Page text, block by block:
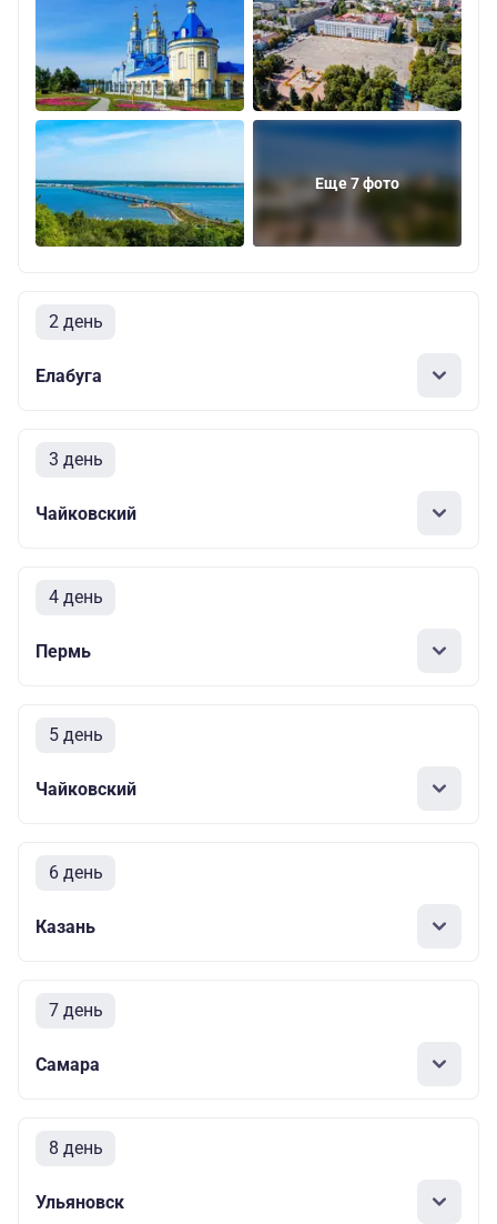
Еще 7 фото
2 день
Елабуга
3 день
Чайковский
4 день
Пермь
5 день
Чайковский
6 день
Казань
7 день
Самара
8 день
Ульяновск